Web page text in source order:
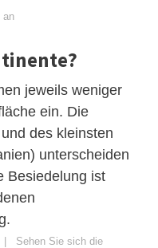
an
jeweils weniger
ein. Die
des kleinsten
unterscheiden
Besiedelung ist
| Sehen Sie sich die